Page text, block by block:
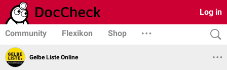
Log in
Community Flexikon Shop
Gelbe Liste Online